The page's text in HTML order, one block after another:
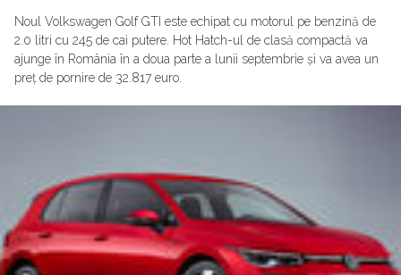
Noul Volkswagen Golf GTI este echipat cu motorul pe benzină de
2.0 litri cu 245 de cai putere. Hot Hatch-ul de clasă compactă va
ajunge în România în a doua parte a lunii septembrie și va avea un
preț de pornire de 32.817 euro.